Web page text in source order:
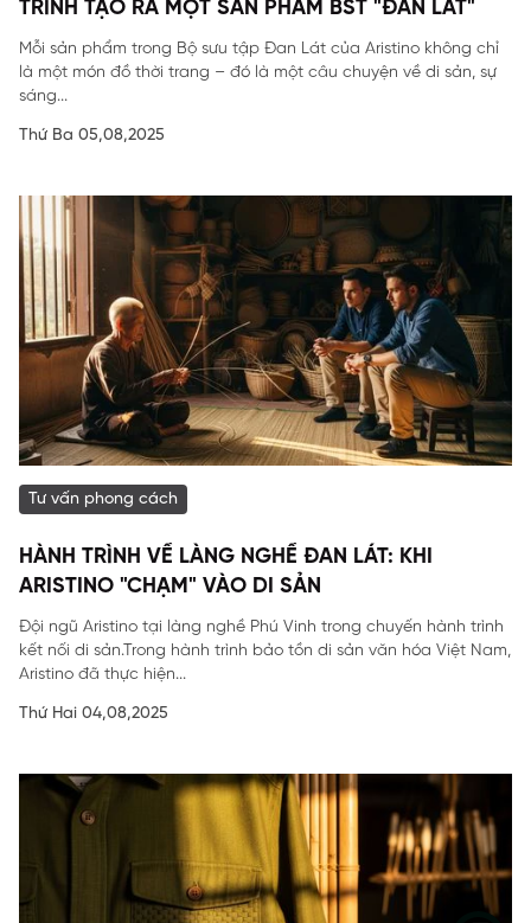
TRÌNH TẠO RA MỘT SẢN PHẨM BST "ĐAN LÁT"
Mỗi sản phẩm trong Bộ sưu tập Đan Lát của Aristino không chỉ
là một món đồ thời trang – đó là một câu chuyện về di sản, sự
sáng...
Thứ Ba 05,08,2025
Tư vấn phong cách
HÀNH TRÌNH VỀ LÀNG NGHỀ ĐAN LÁT: KHI
ARISTINO "CHẠM" VÀO DI SẢN
Đội ngũ Aristino tại làng nghề Phú Vinh trong chuyến hành trình
kết nối di sản.Trong hành trình bảo tồn di sản văn hóa Việt Nam,
Aristino đã thực hiện...
Thứ Hai 04,08,2025